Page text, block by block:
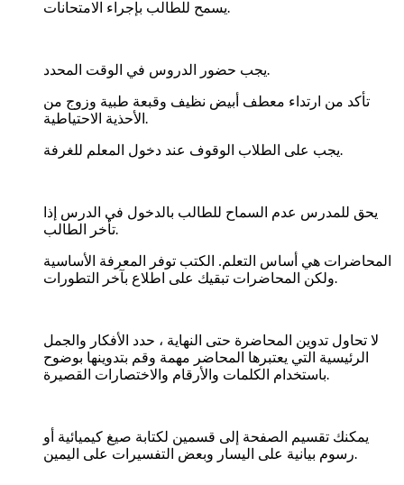
يسمح للطالب بإجراء الامتحانات.
يجب حضور الدروس في الوقت المحدد.
تأكد من ارتداء معطف أبيض نظيف وقبعة طبية وزوج من
الأحذية الاحتياطية .
يجب على الطلاب الوقوف عند دخول المعلم للغرفة.
يحق للمدرس عدم السماح للطالب بالدخول في الدرس إذا
تأخر الطالب.
المحاضرات هي أساس التعلم. الكتب توفر المعرفة الأساسية
ولكن المحاضرات تبقيك على اطلاع بآخر التطورات.
لا تحاول تدوين المحاضرة حتى النهاية ، حدد الأفكار والجمل
الرئيسية التي يعتبرها المحاضر مهمة وقم بتدوينها بوضوح
باستخدام الكلمات والأرقام والاختصارات القصيرة.
يمكنك تقسيم الصفحة إلى قسمين لكتابة صيغ كيميائية أو
رسوم بيانية على اليسار وبعض التفسيرات على اليمين.